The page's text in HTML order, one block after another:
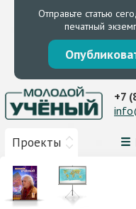
Отправьте статью
печатный
Проекты
+7